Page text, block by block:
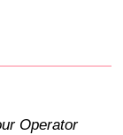
Operator